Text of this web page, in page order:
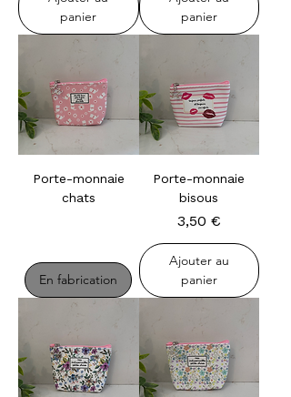
panier
panier
Porte-monnaie
chats
En fabrication
Porte-monnaie
bisous
Prix
3,50 €
Ajouter au
panier